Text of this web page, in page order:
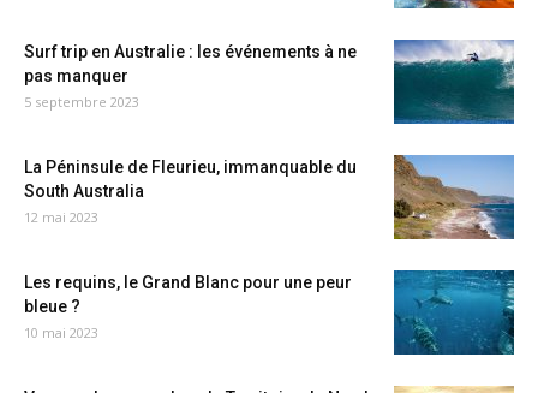
Surf trip en Australie : les événements à ne
pas manquer
5 septembre 2023
La Péninsule de Fleurieu, immanquable du
South Australia
12 mai 2023
Les requins, le Grand Blanc pour une peur
bleue ?
10 mai 2023